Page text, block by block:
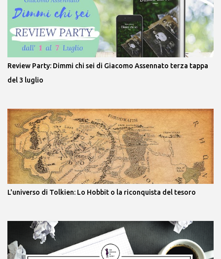
Review Party: Dimmi chi sei di Giacomo Assennato terza tappa
del 3 luglio
L'universo di Tolkien: Lo Hobbit o la riconquista del tesoro